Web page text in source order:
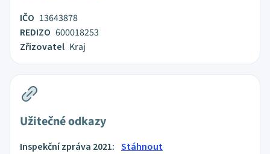
IČO 13643878
REDIZO 600018253
Zřizovatel Kraj
Užitečné odkazy
Inspekční zpráva 2021: Stáhnout